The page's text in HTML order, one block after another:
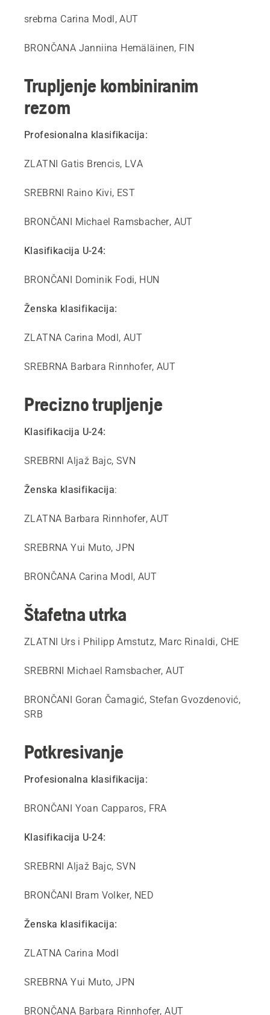
srebrna Carina Modl, AUT
BRONČANA Janniina Hemäläinen, FIN
Trupljenje kombiniranim
rezom
Profesionalna klasifikacija:
ZLATNI Gatis Brencis, LVA
SREBRNI Raino Kivi, EST
BRONČANI Michael Ramsbacher, AUT
Klasifikacija U-24:
BRONČANI Dominik Fodi, HUN
Ženska klasifikacija:
ZLATNA Carina Modl, AUT
SREBRNA Barbara Rinnhofer, AUT
Precizno trupljenje
Klasifikacija U-24:
SREBRNI Aljaž Bajc, SVN
Ženska klasifikacija:
ZLATNA Barbara Rinnhofer, AUT
SREBRNA Yui Muto, JPN
BRONČANA Carina Modl, AUT
Štafetna utrka
ZLATNI Urs i Philipp Amstutz, Marc Rinaldi, CHE
SREBRNI Michael Ramsbacher, AUT
BRONČANI Goran Čamagić, Stefan Gvozdenović,
SRB
Potkresivanje
Profesionalna klasifikacija:
BRONČANI Yoan Capparos, FRA
Klasifikacija U-24:
SREBRNI Aljaž Bajc, SVN
BRONČANI Bram Volker, NED
Ženska klasifikacija:
ZLATNA Carina Modl
SREBRNA Yui Muto, JPN
BRONČANA Barbara Rinnhofer, AUT